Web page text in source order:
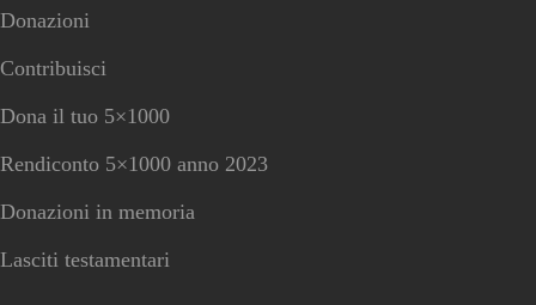
Donazioni
Contribuisci
Dona il tuo 5×1000
Rendiconto 5×1000 anno 2023
Donazioni in memoria
Lasciti testamentari